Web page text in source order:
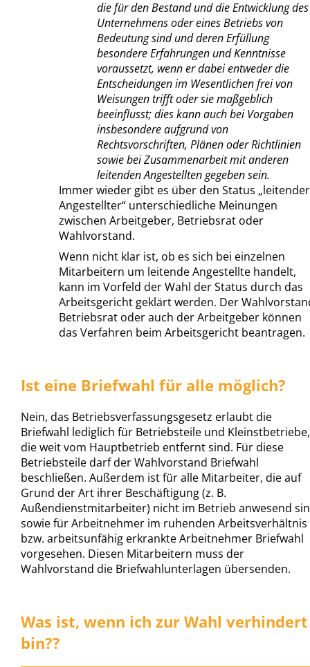
die für den Bestand und die Entwicklung des
Unternehmens oder eines Betriebs von
Bedeutung sind und deren Erfüllung
besondere Erfahrungen und Kenntnisse
voraussetzt, wenn er dabei entweder die
Entscheidungen im Wesentlichen frei von
Weisungen trifft oder sie maßgeblich
beeinflusst; dies kann auch bei Vorgaben
insbesondere aufgrund von
Rechtsvorschriften, Plänen oder Richtlinien
sowie bei Zusammenarbeit mit anderen
leitenden Angestellten gegeben sein.
Immer wieder gibt es über den Status „leitender
Angestellter“ unterschiedliche Meinungen
zwischen Arbeitgeber, Betriebsrat oder
Wahlvorstand.
Wenn nicht klar ist, ob es sich bei einzelnen
Mitarbeitern um leitende Angestellte handelt,
kann im Vorfeld der Wahl der Status durch das
Arbeitsgericht geklärt werden. Der
Betriebsrat oder auch der Arbeitgeber können
das Verfahren beim Arbeitsgericht beantragen.
Ist eine Briefwahl für alle möglich?
Nein, das Betriebsverfassungsgesetz erlaubt die
Briefwahl lediglich für Betriebsteile und Kleinstbetriebe,
die weit vom Hauptbetrieb entfernt sind. Für diese
Betriebsteile darf der Wahlvorstand Briefwahl
beschließen. Außerdem ist für alle Mitarbeiter, die auf
Grund der Art ihrer Beschäftigung (z. B.
Außendienstmitarbeiter) nicht im Betrieb anwesend
sowie für Arbeitnehmer im ruhenden Arbeitsverhältnis
bzw. arbeitsunfähig erkrankte Arbeitnehmer Briefwahl
vorgesehen. Diesen Mitarbeitern muss der
Wahlvorstand die Briefwahlunterlagen übersenden.
Was ist, wenn ich zur Wahl verhindert
bin??